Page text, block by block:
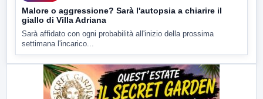
Malore o aggressione? Sarà l'autopsia a chiarire il
giallo di Villa Adriana
Sarà affidato con ogni probabilità all'inizio della prossima
settimana l'incarico...